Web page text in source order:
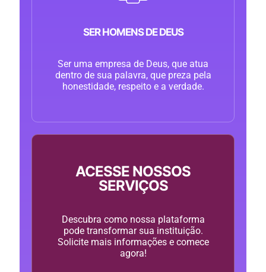
SER HOMENS DE DEUS
Ser uma empresa de Deus, que atua
dentro de sua palavra, que preza pela
honestidade, respeito e a verdade.
ACESSE NOSSOS
SERVIÇOS
Descubra como nossa plataforma
pode transformar sua instituição.
Solicite mais informações e comece
agora!